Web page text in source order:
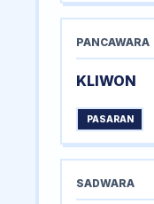
PANCAWARA
KLIWON
PASARAN
SADWARA